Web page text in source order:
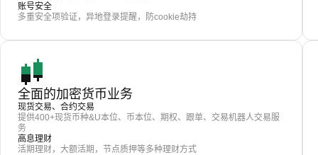
账号安全
多重安全项验证，异地登录提醒，防cookie劫持
全面的加密货币业务
现货交易、合约交易
提供400+现货币种&U本位、币本位、期权、跟单、交易机器人交易服
务
高息理财
活期理财，大额活期，节点质押等多种理财方式